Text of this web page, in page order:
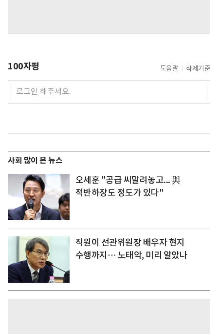
100자평 도움말 삭제기준
사회 많이 본 뉴스
오세훈 "공급 씨말려놓고... 與
적반하장도 정도가 있다"
직원이 선관위원장 배우자 현지
수행까지… 노태악, 미리 알았나